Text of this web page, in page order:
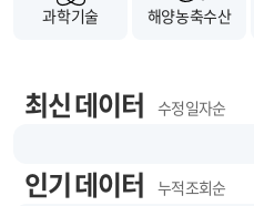
과학기술 해양농축수산
최신 데이터 수정 일자순
인기 데이터 누적 조회순